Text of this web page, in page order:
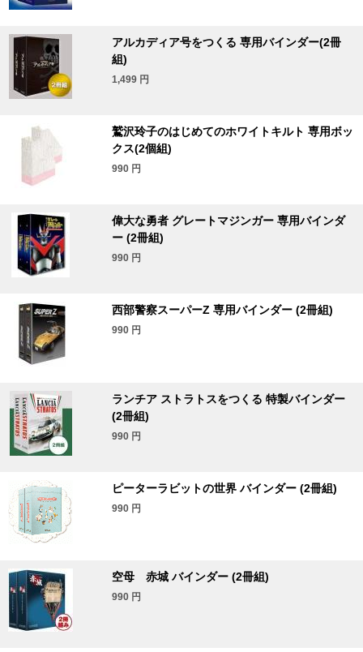
アルカディア号をつくる 専用バインダー(2冊
組)
1,499 円
鷲沢玲子のはじめてのホワイトキルト 専用ボッ
クス(2個組)
990 円
偉大な勇者 グレートマジンガー 専用バインダ
ー (2冊組)
990 円
西部警察スーパーZ 専用バインダー (2冊組)
990 円
ランチア ストラトスをつくる 特製バインダー
(2冊組)
990 円
ピーターラビットの世界 バインダー (2冊組)
990 円
空母 赤城 バインダー (2冊組)
990 円